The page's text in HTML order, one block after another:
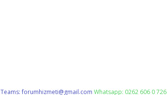
Teams:forumhizmeti@gmail.com Whatsapp: 0262 606 0 726